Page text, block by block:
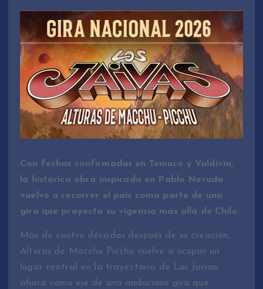
Con fechas confirmadas en Temuco y Valdivia,
la histórica obra inspirada en Pablo Neruda
vuelve a recorrer el país como parte de una
gira que proyecta su vigencia más allá de Chile.
Más de cuatro décadas después de su creación,
Alturas de Macchu Picchu vuelve a ocupar un
lugar central en la trayectoria de Los Jaivas,
ahora como eje de una ambiciosa gira que